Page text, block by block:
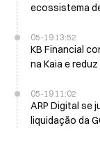
ecossistema
05-19 13:52
KB Financial
na Kaia e
05-19 11:02
ARP Digital se
liquidação da